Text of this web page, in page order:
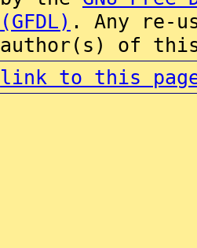
(GFDL) . Any re-
author(s) of this
link to this